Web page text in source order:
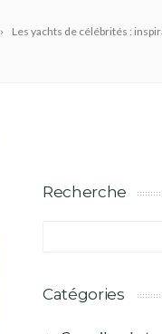
Les yachts de célébrités :
Recherche
Catégories